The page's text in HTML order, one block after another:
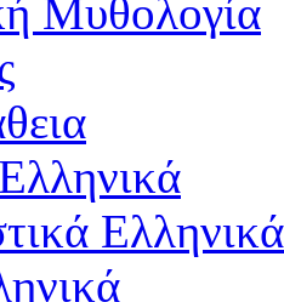
Μυθολογία
Ελληνικά